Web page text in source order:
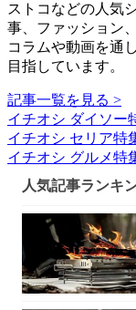
ストコなどの人気
事、ファッション
コラムや動画を通
目指しています。
記事一覧を見る >
イチオシ ダイソー
イチオシ セリア特
イチオシ グルメ特
人気記事ランキ